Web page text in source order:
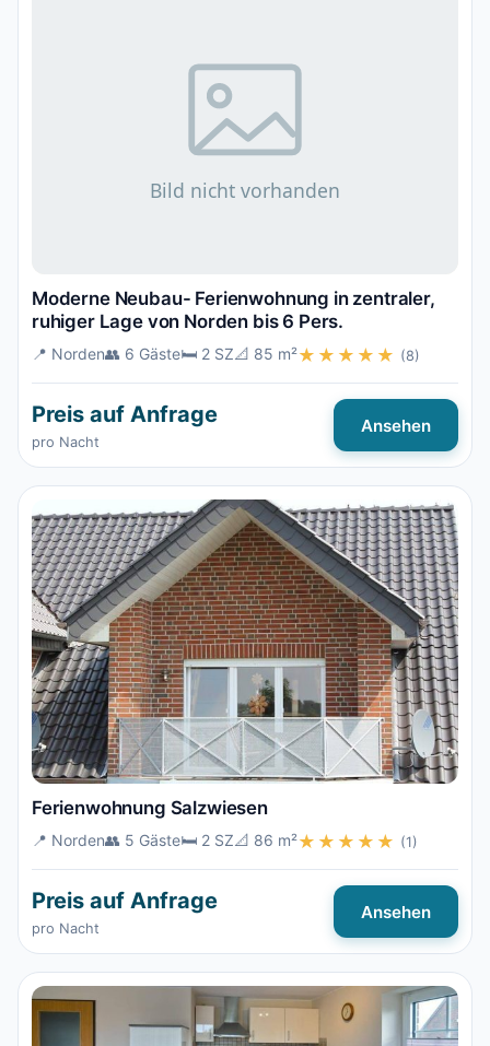
Moderne Neubau- Ferienwohnung in zentraler,
ruhiger Lage von Norden bis 6 Pers.
📍 Norden👥 6 Gäste🛏️ 2 SZ📐 85 m²★★★★★ (8)
Preis auf Anfrage
pro Nacht
Ansehen
Ferienwohnung Salzwiesen
📍 Norden👥 5 Gäste🛏️ 2 SZ📐 86 m²★★★★★ (1)
Preis auf Anfrage
pro Nacht
Ansehen